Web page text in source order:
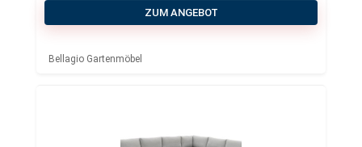
ZUM ANGEBOT
Bellagio Gartenmöbel